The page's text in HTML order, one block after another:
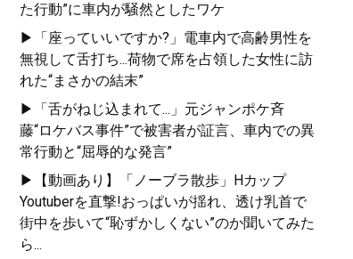
た行動”に車内が騒然としたワケ
▶「座っていいですか?」電車内で高齢男性を
無視して舌打ち...荷物で席を占領した女性に訪
れた“まさかの結末”
▶「舌がねじ込まれて...」元ジャンポケ斉
藤“ロケバス事件”で被害者が証言、車内での異
常行動と“屈辱的な発言”
▶【動画あり】「ノーブラ散歩」Hカップ
Youtuberを直撃!おっぱいが揺れ、透け乳首で
街中を歩いて“恥ずかしくない”のか聞いてみた
ら...